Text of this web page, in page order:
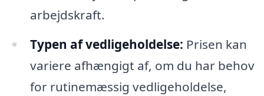
arbejdskraft.
Typen af vedligeholdelse: Prisen kan
variere afhængigt af, om du har behov
for rutinemæssig vedligeholdelse,